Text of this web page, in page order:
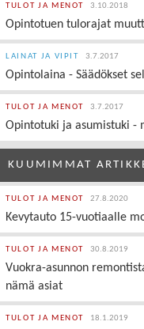
TULOT JA MENOT 3.10.2018
Opintotuen tulorajat
LAINAT JA VIPIT 3.7.2017
Opintolaina - Säädökset
TULOT JA MENOT 3.7.2017
Opintotuki ja asumistuki -
KUUMIMMAT
TULOT JA MENOT 27.8.2020
Kevytauto 15-vuotiaalle
TULOT JA MENOT 30.8.2019
Vuokra-asunnon
nämä asiat
TULOT JA MENOT 18.1.2019